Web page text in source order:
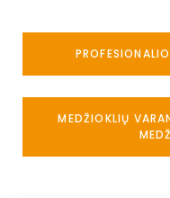
MEDŽIOKLIŲ